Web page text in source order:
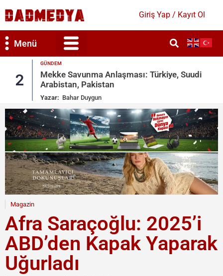
Giriş Yap / Kayıt Ol
Menü
2
GÜNDEM
Mekke Savunma Anlaşması: Türkiye, Suudi
Arabistan, Pakistan
Yazar: Bahar Duygun
Magazin
Afra Saraçoğlu: 2025’i
ABD’den Kapak Yaparak
Uğurladı